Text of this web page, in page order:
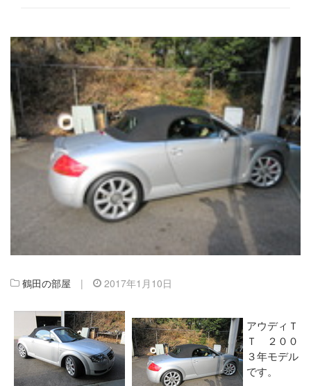
鶴田の部屋 | 2017年1月10日
アウディＴ
Ｔ ２００
３年モデル
です。